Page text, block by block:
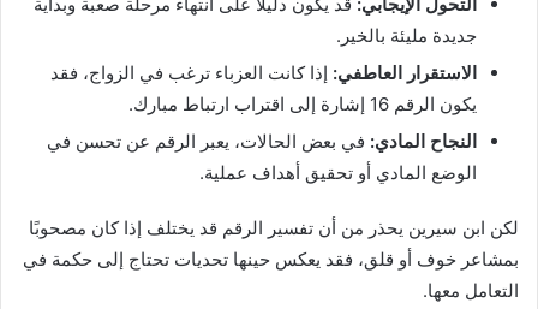
جديدة مليئة بالخير.
الاستقرار العاطفي: إذا كانت العزباء ترغب في الزواج، فقد
يكون الرقم 16 إشارة إلى اقتراب ارتباط مبارك.
النجاح المادي: في بعض الحالات، يعبر الرقم عن تحسن في
الوضع المادي أو تحقيق أهداف عملية.
لكن ابن سيرين يحذر من أن تفسير الرقم قد يختلف إذا كان مصحوبًا
بمشاعر خوف أو قلق، فقد يعكس حينها تحديات تحتاج إلى حكمة في
التعامل معها.